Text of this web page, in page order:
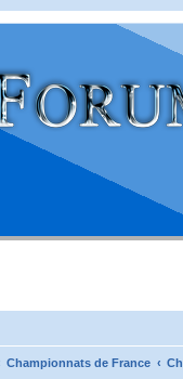
Championnats de France